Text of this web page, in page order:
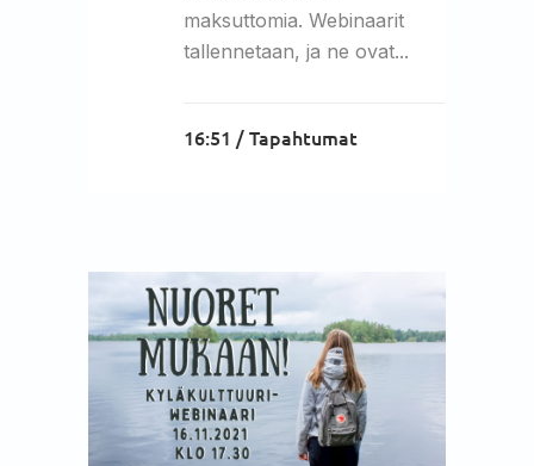
maksuttomia. Webinaarit
tallennetaan, ja ne ovat...
16:51 /Tapahtumat